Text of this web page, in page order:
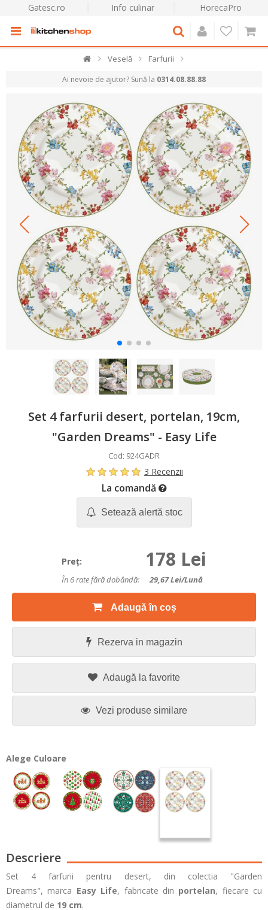
Gatesc.ro Info culinar HorecaPro
Veselă Farfurii
Ai nevoie de ajutor? Sună la 0314.08.88.88
Set 4 farfurii desert, portelan, 19cm,
"Garden Dreams" - Easy Life
Cod: 924GADR
3 Recenzii
La comandă
Setează alertă stoc
Preţ: 178 Lei
În 6 rate fără dobândă: 29,67Lei/lună
Adaugă în coș
Rezerva in magazin
Adaugă la favorite
Vezi produse similare
Alege Culoare
Descriere
Set 4 farfurii pentru desert, din colectia "Garden
Dreams", marca Easy Life, fabricate din portelan, fiecare cu
diametrul de 19 cm.